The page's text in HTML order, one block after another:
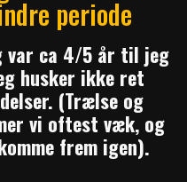
periode
var ca 4/5 år til jeg
husker ikke ret
(Trælse og
vi oftest væk, og
frem igen).